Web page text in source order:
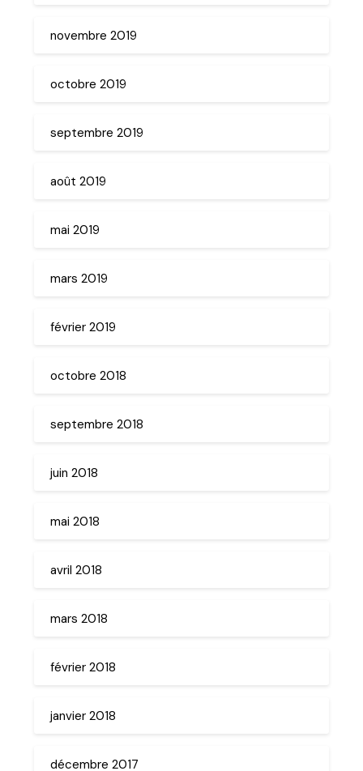
novembre 2019
octobre 2019
septembre 2019
août 2019
mai 2019
mars 2019
février 2019
octobre 2018
septembre 2018
juin 2018
mai 2018
avril 2018
mars 2018
février 2018
janvier 2018
décembre 2017